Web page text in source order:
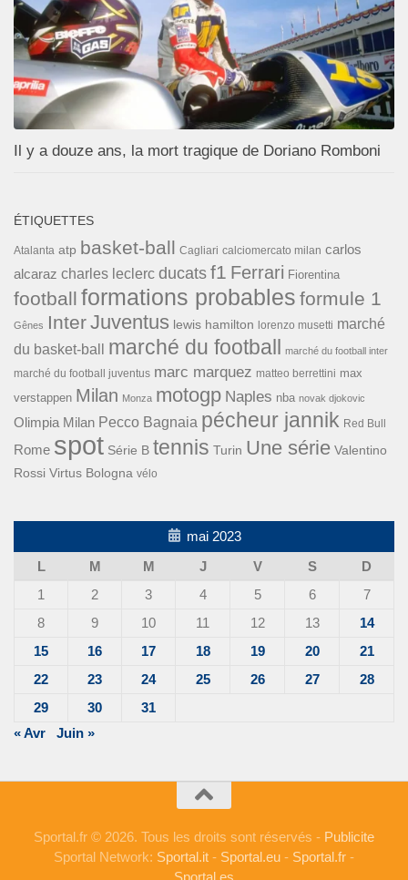
Il y a douze ans, la mort tragique de Doriano Romboni
ÉTIQUETTES
Atalanta atp basket-ball Cagliari calciomercato milan carlos
alcaraz charles leclerc ducats f1 Ferrari Fiorentina
football formations probables formule 1
Gênes InterJuventus lewis hamilton lorenzo musetti marché
du basket-ball
marché du football marché du football inter
marché du football juventus marc marquez matteo berrettini max
verstappen Milan Monza motogp Naples nba novak djokovic
Olimpia Milan Pecco Bagnaia pécheur jannik Red Bull
Rome spot Série B tennis Turin Une série Valentino
Rossi Virtus Bologna vélo
mai 2023
L
M M J V S
D
1
2 3 4 5 6
7
8
9 10 11 12 13
14
15
16 17 18 19 20
21
22
23 24 25 26 27
28
29
30
31
« Avr
Juin »
Sportal.fr © 2026. Tous les droits sont réservés - Publicite
Sportal Network: Sportal.it - Sportal.eu - Sportal.fr -